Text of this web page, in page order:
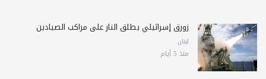
زورق إسرائيلي يطلق النار على مراكب الصيادين
لبنان
منذ 5 أيام